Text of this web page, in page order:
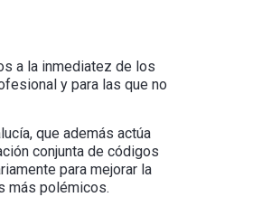
a la inmediatez de los
y para las que no
que además actúa
conjunta de códigos
para mejorar la
más polémicos.